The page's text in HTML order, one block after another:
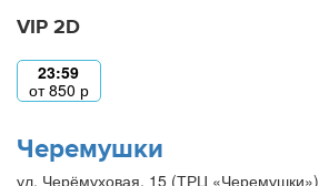
VIP 2D
23:59
от850 р
Черемушки
ул. Черёмуховая, 15 (ТРЦ «Черемушки»)